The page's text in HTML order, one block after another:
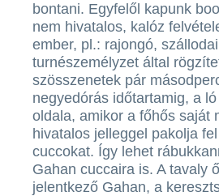
bontani. Egyfelől kapunk
nem hivatalos, kalóz
ember, pl.: rajongó,
turnészemélyzet által
szösszenetek pár
negyedórás időtartamig, a
oldala, amikor a főhős saját
hivatalos jelleggel pakolja
cuccokat. Így lehet
Gahan cuccaira is. A tavaly
jelentkező Gahan, a